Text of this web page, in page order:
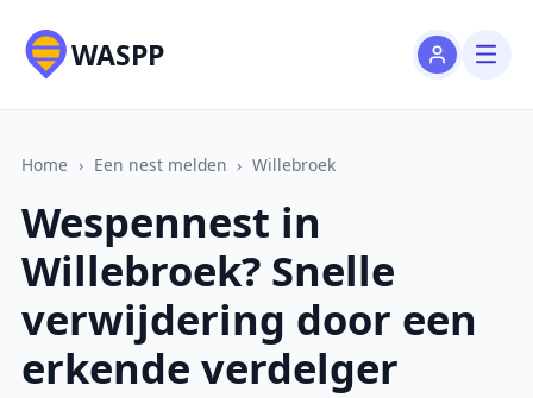
WASPP
Home › Een nest melden › Willebroek
Wespennest in
Willebroek? Snelle
verwijdering door een
erkende verdelger